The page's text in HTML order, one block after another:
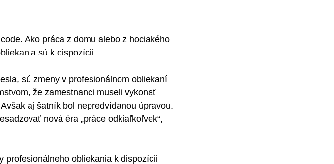
Ako práca z domu alebo z hociakého
sú k dispozícii.
sú zmeny v profesionálnom obliekaní
že zamestnanci museli vykonať
aj šatník bol nepredvídanou úpravou,
nová éra „práce odkiaľkoľvek“,
profesionálneho obliekania k dispozícii